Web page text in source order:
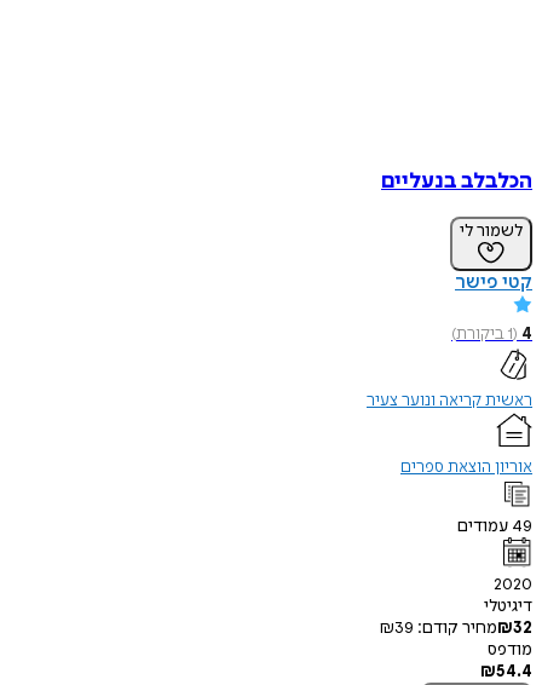
הכלבלב בנעליים
לשמור לי
קטי פישר
4
(
1ביקורת)
ראשית קריאה ונוער צעיר
אוריון הוצאת ספרים
49 עמודים
2020
דיגיטלי
₪32 מחיר קודם: ₪39
מודפס
₪54.4